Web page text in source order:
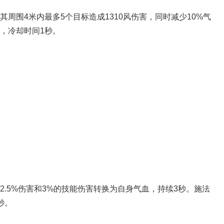
周围4米内最多5个目标造成1310风伤害，同时减少10%气
冷却时间1秒。
伤害和3%的技能伤害转换为自身气血，持续3秒。施法